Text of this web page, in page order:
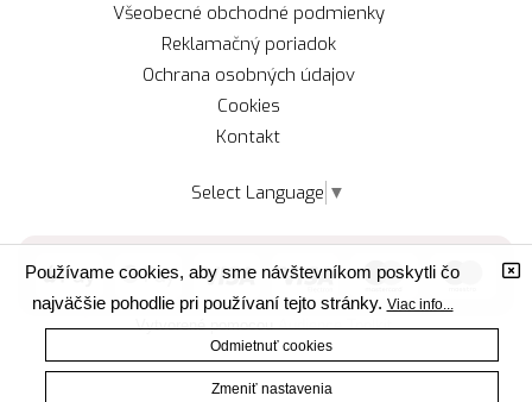
Všeobecné obchodné podmienky
Reklamačný poriadok
Ochrana osobných údajov
Cookies
Kontakt
Select Language ▼
Vytvorené pomocouAudience Toolkit.
Používame cookies, aby sme návštevníkom poskytli čo
najväčšie pohodlie pri používaní tejto stránky. Viac info...
Odmietnuť cookies
Zmeniť nastavenia